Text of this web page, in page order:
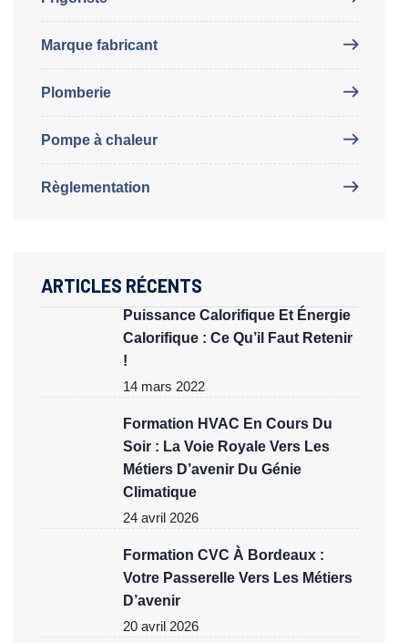
Marque fabricant
Plomberie
Pompe à chaleur
Règlementation
ARTICLES RÉCENTS
Puissance Calorifique Et Énergie
Calorifique : Ce Qu’il Faut Retenir
!
14 mars 2022
Formation HVAC En Cours Du
Soir : La Voie Royale Vers Les
Métiers D’avenir Du Génie
Climatique
24 avril 2026
Formation CVC À Bordeaux :
Votre Passerelle Vers Les Métiers
D’avenir
20 avril 2026